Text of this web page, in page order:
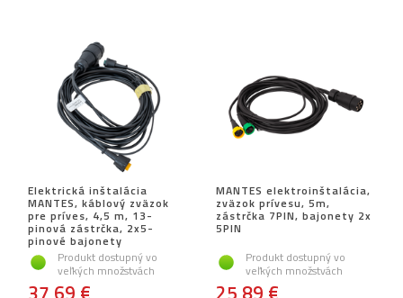
Elektrická inštalácia
MANTES, káblový zväzok
pre príves, 4,5 m, 13-
pinová zástrčka, 2x5-
pinové bajonety
Produkt dostupný vo
veľkých množstvách
MANTES elektroinštalácia,
zväzok prívesu, 5m,
zástrčka 7PIN, bajonety 2x
5PIN
Produkt dostupný vo
veľkých množstvách